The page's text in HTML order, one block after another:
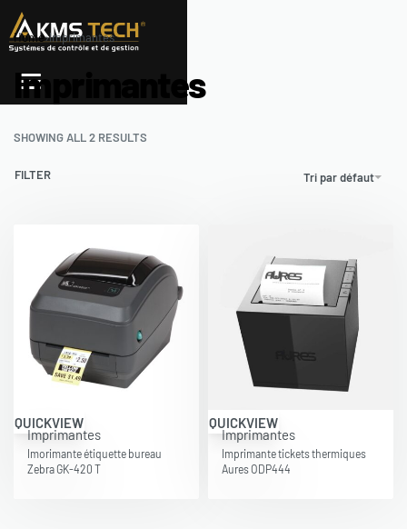
Home›Imprimantes
Imprimantes
SHOWING ALL 2 RESULTS
Tri par défaut
FILTER
QUICKVIEW
Imprimantes
Imorimante étiquette bureau
Zebra GK-420 T
QUICKVIEW
Imprimantes
Imprimante tickets thermiques
Aures ODP444